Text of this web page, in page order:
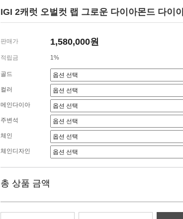
IGI 2캐럿 오벌컷 랩 그로운 다이아몬드 다이
판매가 1,580,000원
적립금 1%
골드
컬러
메인다이아
주변석
체인
체인디자인
총 상품 금액